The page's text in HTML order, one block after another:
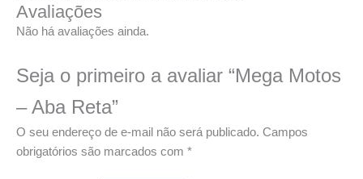
Avaliações
Não há avaliações ainda.
Seja o primeiro a avaliar “Mega Motos
– Aba Reta”
O seu endereço de e-mail não será publicado. Campos
obrigatórios são marcados com *